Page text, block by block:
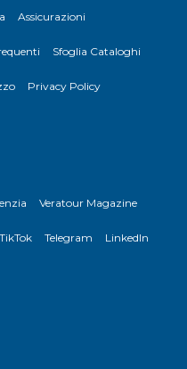
Assicurazioni
Sfoglia Cataloghi
Privacy Policy
Veratour Magazine
TikTok Telegram LinkedIn